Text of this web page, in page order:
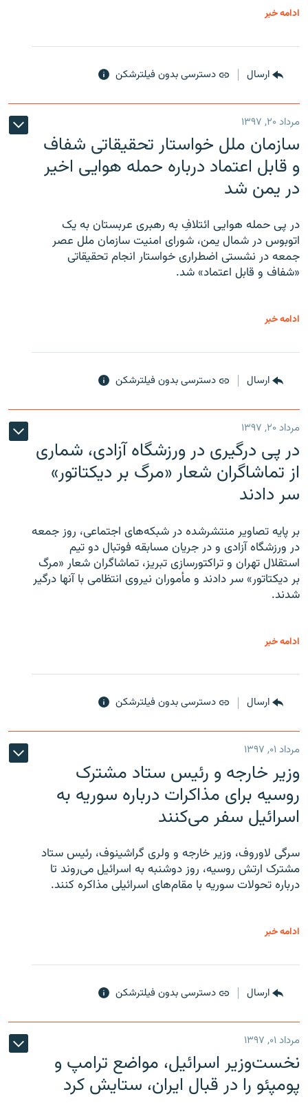
ادامه خبر
ارسال دسترسی بدون فیلترشکن
مرداد ۲۰, ۱۳۹۷
سازمان ملل خواستار تحقیقاتی شفاف
و قابل اعتماد درباره حمله هوایی اخیر
در یمن شد
در پی حمله هوایی ائتلافِ به رهبری عربستان به یک
اتوبوس در شمال یمن، شورای امنیت سازمان ملل عصر
جمعه در نشستی اضطراری خواستار انجام تحقیقاتی
«شفاف و قابل اعتماد» شد.
ادامه خبر
ارسال دسترسی بدون فیلترشکن
مرداد ۲۰, ۱۳۹۷
در پی درگیری در ورزشگاه آزادی، شماری
از تماشاگران شعار «مرگ بر دیکتاتور»
سر دادند
بر پایه تصاویر منتشرشده در شبکه‌های اجتماعی، روز جمعه
در ورزشگاه آزادی و در جریان مسابقه فوتبال دو تیم
استقلال تهران و تراکتورسازی تبریز، تماشاگران شعار «مرگ
بر دیکتاتور» سر دادند و مأموران نیروی انتظامی با آنها درگیر
شدند.
ادامه خبر
ارسال دسترسی بدون فیلترشکن
مرداد ۰۱, ۱۳۹۷
وزیر خارجه و رئیس‌ ستاد مشترک
روسیه برای مذاکرات درباره سوریه به
اسرائیل سفر می‌کنند
سرگی لاوروف، وزیر خارجه و ولری گراشینوف، رئیس ستاد
مشترک ارتش روسیه، روز دوشنبه به اسرائیل می‌روند تا
درباره تحولات سوریه با مقام‌های اسرائیلی مذاکره کنند.
ادامه خبر
ارسال دسترسی بدون فیلترشکن
مرداد ۰۱, ۱۳۹۷
نخست‌وزیر اسرائیل، مواضع ترامپ و
پومپئو را در قبال ایران، ستایش کرد